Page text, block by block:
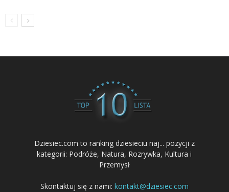
Dziesiec.com to ranking dziesieciu naj... pozycji z
kategorii: Podróże, Natura, Rozrywka, Kultura i
Przemysł
Skontaktuj się z nami: kontakt@dziesiec.com